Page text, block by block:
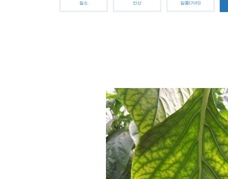
질소 인산 칼륨(가리)